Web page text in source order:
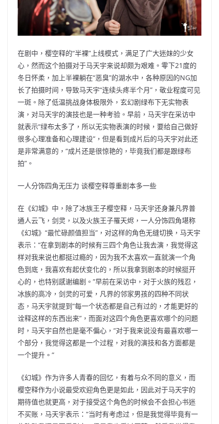
在剧中，樱空释的“半裸”上线模式，满足了广大迷妹的少女
心，然而这个拍摄对于马天宇来说却颇为艰难。零下21度的
冬日怀柔，加上半裸躺在“恶臭”的湖水中，各种原因的NG加
长了拍摄时间，导致马天宇“连续头疼半个月”，敬业程度可见
一斑。除了低温挑战身体极限外，玄幻剧绿布下无实物表
演，对马天宇的演技也是一种考验。早前，马天宇在采访中
就表示“绿布太多了，所以无实物表演的时候，要给自己做好
很多心理准备和心理建设”，但是看到成片后的马天宇对此还
是非常满意的，“成片还是很惊艳的，毕竟我们都是跟绿布
拍”。
一人分饰四角无压力 谈樱空释尊重剧本多一些
在《幻城》中，除了冰族王子樱空释，马天宇还身兼凡界普
通人云飞，剑灵，以及火族王子罹天烬，一人分饰四角堪称
《幻城》“最忙碌颜值担当”，对这样的角色无缝切换，马天宇
表示：“在拿到剧本的时候有三四个角色让我去演，我觉得这
样对我来说也都挺过瘾的，因为我不太喜欢一直就演一个角
色到底，我喜欢有起伏变化的，所以我拿到剧本的时候挺开
心的，也特别感谢编剧。”早前在采访中，对于火族的残忍，
冰族的高冷，剑灵的可爱，凡界的邻家男孩的四种不同状
态，马天宇就提到“每一个状态都是自己有过的，才能更好的
诠释这样的东西出来”，而面对这四个角色更喜欢哪个的问题
时，马天宇自然也是毫不偏心，“对于我来说没有最喜欢哪一
个部分，我觉得这都是一个过程，对我的演技和各方面都是
一个提升。”
《幻城》作为许多人青春的回忆，有着与众不同的意义，而
樱空释作为小说最受欢迎角色更是如此，因此对于马天宇的
期待值也就更高，对于接受这个角色的时候会不会担心书迷
不买账，马天宇表示：“当时有考虑过，但是我觉得毕竟有一